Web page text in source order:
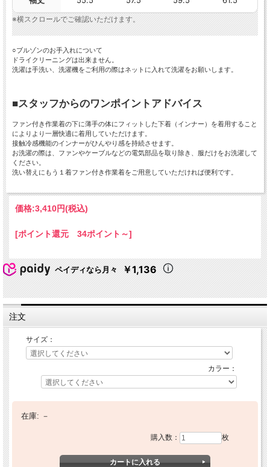
※横スクロールでご確認いただけます。
○ブルゾンのお手入れについて
ドライクリーニングは出来ません。
洗濯は手洗い、洗濯機をご利用の際はネットに入れて洗濯をお願いします。
■スタッフからのワンポイントアドバイス
ファン付き作業着の下に薄手の体にフィットした下着（インナー）を着用すること
によりより一層快適に着用していただけます。
接触冷感機能のインナーがひんやり感を持続させます。
お洗濯の際は、ファンやケーブルなどの電気部品を取り除き、服だけをお洗濯して
ください。
洗い替えにもう１着ファン付き作業着をご用意していただければ便利です。
価格:3,410円(税込)
[ポイント還元 34ポイント～]
ペイディなら月々 ￥1,136
注文
サイズ：
カラー：
在庫: －
購入数： 枚